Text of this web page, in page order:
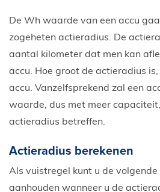
De Wh waarde van een accu
zogeheten actieradius. De
aantal kilometer dat men kan
accu. Hoe groot de actieradius
accu. Vanzelfsprekend zal een
waarde, dus met meer
actieradius betreffen.
Actieradius berekenen
Als vuistregel kunt u de volgende
aanhouden wanneer u de